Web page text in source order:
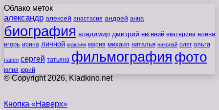
Облако меток
александр алексей анастасия андрей анна
биография владимир дмитрий евгений екатерина елена
игорь ирина личной максим мария михаил наталья николай олег ольга
павел сергей татьяна фильмография фото
юлия юрий
© Copyright 2026, Kladkino.net
Кнопка «Наверх»